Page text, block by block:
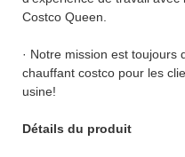
Costco Queen.
· Notre mission est
chauffant costco pour les
usine!
Détails du produit